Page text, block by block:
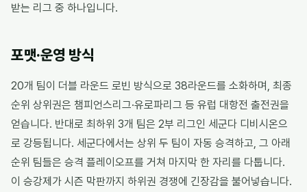
받는 리그 중 하나입니다.
포맷·운영 방식
20개 팀이 더블 라운드 로빈 방식으로 38라운드를 소화하며, 최종
순위 상위권은 챔피언스리그·유로파리그 등 유럽 대항전 출전권을
얻습니다. 반대로 최하위 3개 팀은 2부 리그인 세군다 디비시온으
로 강등됩니다. 세군다에서는 상위 두 팀이 자동 승격하고, 그 아래
순위 팀들은 승격 플레이오프를 거쳐 마지막 한 자리를 다툽니다.
이 승강제가 시즌 막판까지 하위권 경쟁에 긴장감을 불어넣습니다.